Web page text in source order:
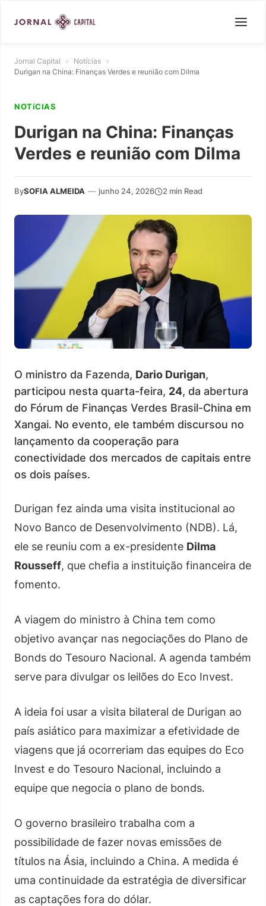
Jornal Capital » Notícias »
Durigan na China: Finanças Verdes e reunião com Dilma
NOTíCIAS
Durigan na China: Finanças
Verdes e reunião com Dilma
BySOFIA ALMEIDA — junho 24, 2026 2 min Read
O ministro da Fazenda, Dario Durigan,
participou nesta quarta-feira, 24, da abertura
do Fórum de Finanças Verdes Brasil-China em
Xangai. No evento, ele também discursou no
lançamento da cooperação para
conectividade dos mercados de capitais entre
os dois países.
Durigan fez ainda uma visita institucional ao
Novo Banco de Desenvolvimento (NDB). Lá,
ele se reuniu com a ex-presidente Dilma
Rousseff, que chefia a instituição financeira de
fomento.
A viagem do ministro à China tem como
objetivo avançar nas negociações do Plano de
Bonds do Tesouro Nacional. A agenda também
serve para divulgar os leilões do Eco Invest.
A ideia foi usar a visita bilateral de Durigan ao
país asiático para maximizar a efetividade de
viagens que já ocorreriam das equipes do Eco
Invest e do Tesouro Nacional, incluindo a
equipe que negocia o plano de bonds.
O governo brasileiro trabalha com a
possibilidade de fazer novas emissões de
títulos na Ásia, incluindo a China. A medida é
uma continuidade da estratégia de diversificar
as captações fora do dólar.